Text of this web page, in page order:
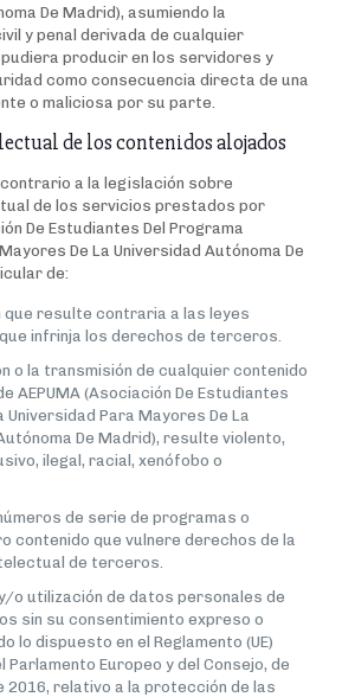
De Madrid), asumiendo la
y penal derivada de cualquier
producir en los servidores y
como consecuencia directa de una
o maliciosa por su parte.
de los contenidos alojados
a la legislación sobre
de los servicios prestados por
De Estudiantes Del Programa
De La Universidad Autónoma De
de:
que resulte contraria a las leyes
infrinja los derechos de terceros.
o la transmisión de cualquier contenido
AEPUMA (Asociación De Estudiantes
Universidad Para Mayores De La
De Madrid), resulte violento,
ilegal, racial, xenófobo o
de serie de programas o
contenido que vulnere derechos de la
de terceros.
o utilización de datos personales de
sin su consentimiento expreso o
lo dispuesto en el Reglamento (UE)
Europeo y del Consejo, de
2016, relativo a la protección de las